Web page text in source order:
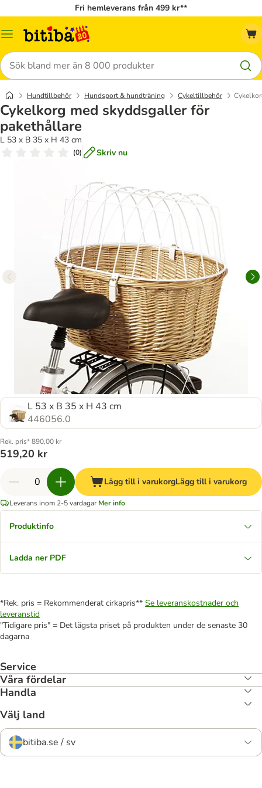
Fri hemleverans från 499 kr**
Meny
Sök
Hundtillbehör Hundsport & hundträning Cykeltillbehör
Cykelkorg med skyddsgaller för
pakethållare
L 53 x B 35 x H 43 cm
(0) Skriv nu
L 53 x B 35 x H 43 cm
446056.0
Rek. pris* 890,00 kr
519,20 kr
Lägg till i varukorgLägg till i varukorg
Leverans inom 2-5 vardagar Mer info
Produktinfo
Ladda ner PDF
*Rek. pris = Rekommenderat cirkapris** Se leveranskostnader och
leveranstid
"Tidigare pris" = Det lägsta priset på produkten under de senaste 30
dagarna
Service
Våra fördelar
Handla
Välj land
bitiba.se / sv